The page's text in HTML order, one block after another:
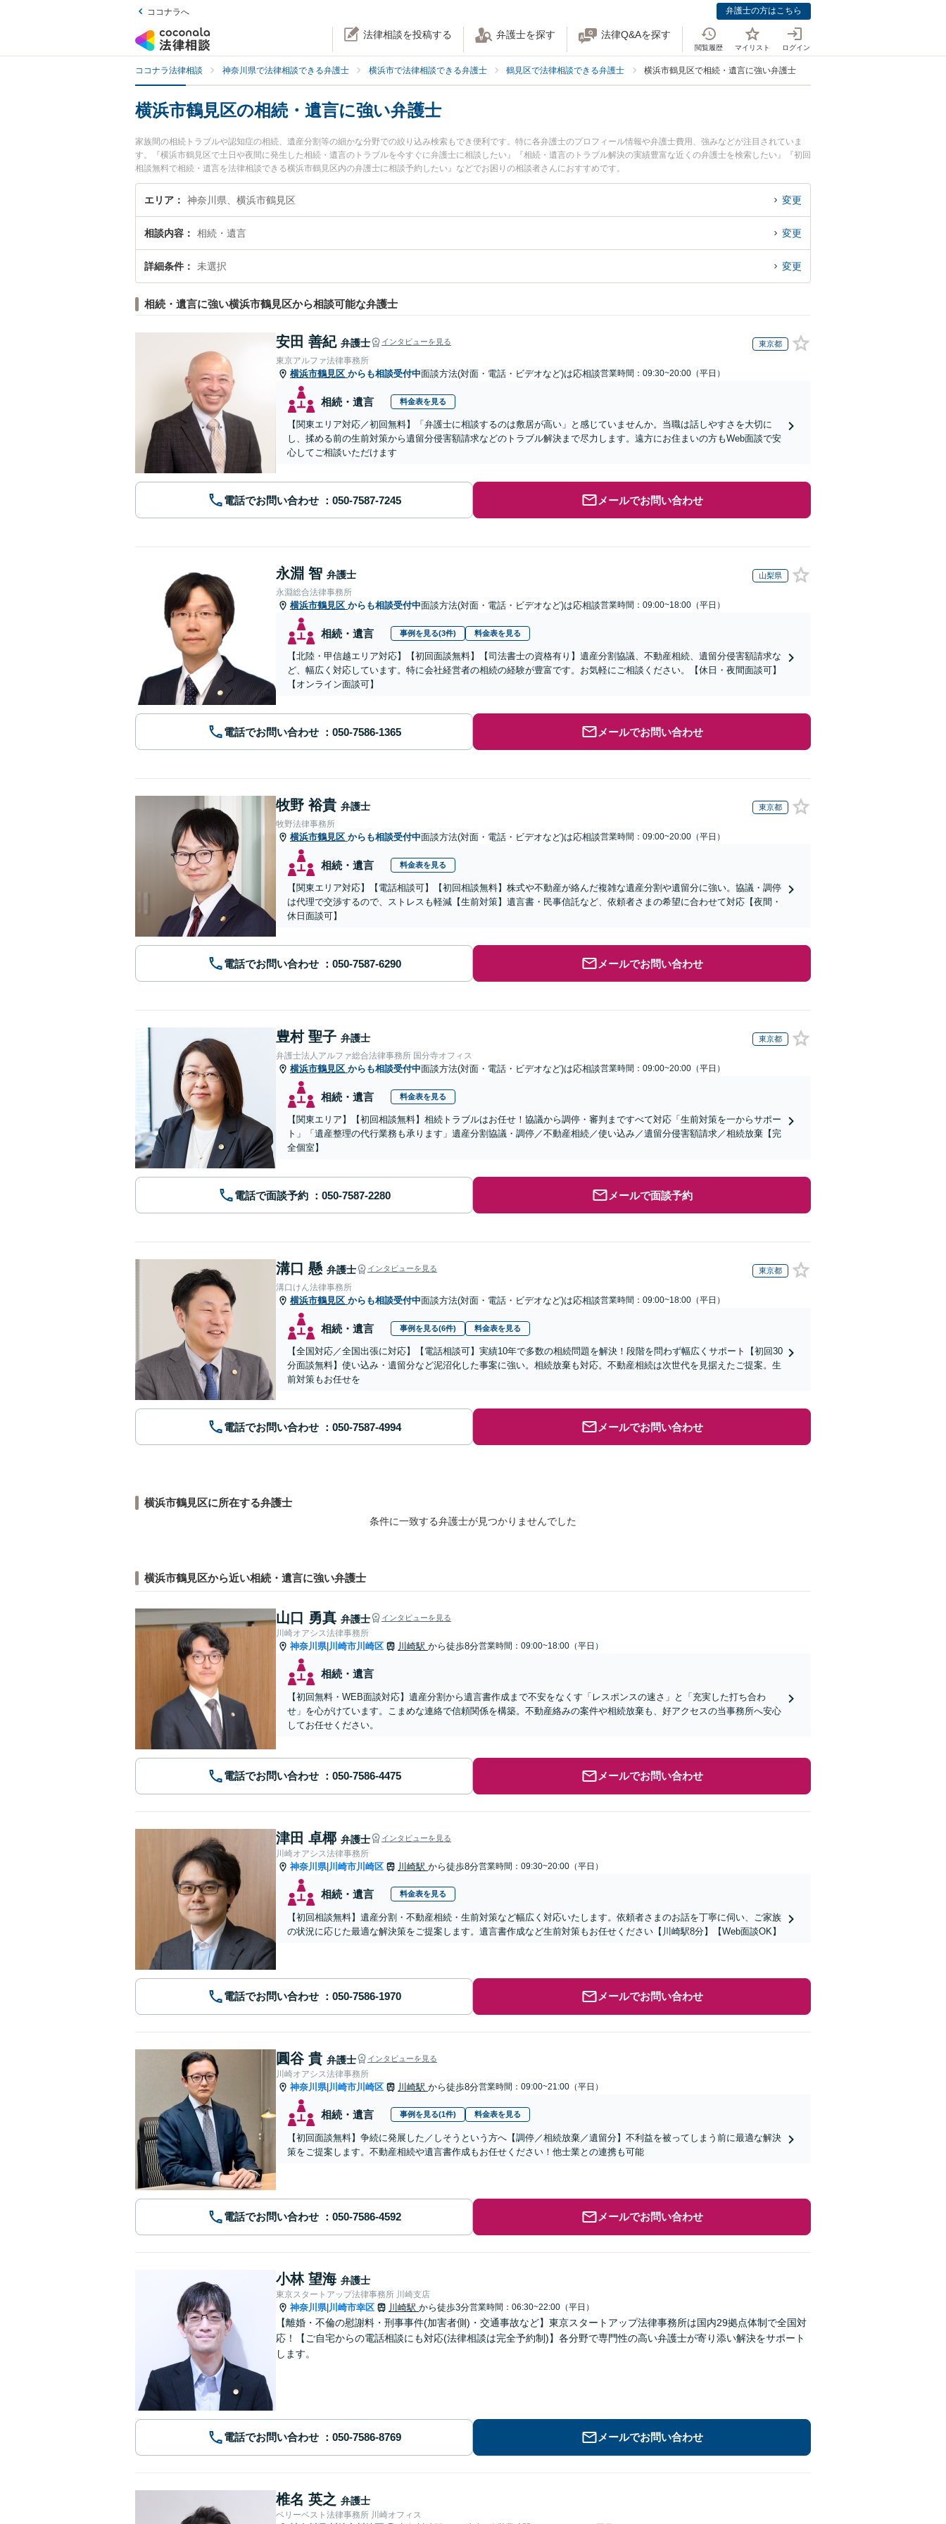
ココナラへ 弁護士の方はこちら
法律相談を投稿する 弁護士を探す 法律Q&Aを探す
閲覧履歴 マイリスト ログイン
ココナラ法律相談 神奈川県で法律相談できる弁護士 横浜市で法律相談できる弁護士 鶴見区で法律相談できる弁護士 横浜市鶴見区で相続・遺言に強い弁護士
横浜市鶴見区の相続・遺言に強い弁護士
家族間の相続トラブルや認知症の相続、遺産分割等の細かな分野での絞り込み検索もでき便利です。特に各弁護士のプロフィール情報や弁護士費用、強みなどが注目されていま
す。『横浜市鶴見区で土日や夜間に発生した相続・遺言のトラブルを今すぐに弁護士に相談したい』『相続・遺言のトラブル解決の実績豊富な近くの弁護士を検索したい』『初回
相談無料で相続・遺言を法律相談できる横浜市鶴見区内の弁護士に相談予約したい』などでお困りの相談者さんにおすすめです。
エリア 神奈川県、横浜市鶴見区 変更
相談内容 相続・遺言 変更
詳細条件 未選択 変更
相続・遺言に強い横浜市鶴見区から相談可能な弁護士
安田 善紀 弁護士 インタビューを見る 東京都
東京アルファ法律事務所
横浜市鶴見区 からも相談受付中面談方法(対面・電話・ビデオなど)は応相談営業時間：09:30~20:00（平日）
相続・遺言 料金表を見る
【関東エリア対応／初回無料】「弁護士に相談するのは敷居が高い」と感じていませんか。当職は話しやすさを大切に
し、揉める前の生前対策から遺留分侵害額請求などのトラブル解決まで尽力します。遠方にお住まいの方もWeb面談で安
心してご相談いただけます
電話でお問い合わせ メールでお問い合わせ
永淵 智 弁護士 山梨県
永淵総合法律事務所
横浜市鶴見区 からも相談受付中面談方法(対面・電話・ビデオなど)は応相談営業時間：09:00~18:00（平日）
相続・遺言 事例を見る(3件) 料金表を見る
【北陸・甲信越エリア対応】【初回面談無料】【司法書士の資格有り】遺産分割協議、不動産相続、遺留分侵害額請求な
ど、幅広く対応しています。特に会社経営者の相続の経験が豊富です。お気軽にご相談ください。【休日・夜間面談可】
【オンライン面談可】
電話でお問い合わせ メールでお問い合わせ
牧野 裕貴 弁護士 東京都
牧野法律事務所
横浜市鶴見区 からも相談受付中面談方法(対面・電話・ビデオなど)は応相談営業時間：09:00~20:00（平日）
相続・遺言 料金表を見る
【関東エリア対応】【電話相談可】【初回相談無料】株式や不動産が絡んだ複雑な遺産分割や遺留分に強い。協議・調停
は代理で交渉するので、ストレスも軽減【生前対策】遺言書・民事信託など、依頼者さまの希望に合わせて対応【夜間・
休日面談可】
電話でお問い合わせ メールでお問い合わせ
豊村 聖子 弁護士 東京都
弁護士法人アルファ総合法律事務所 国分寺オフィス
横浜市鶴見区 からも相談受付中面談方法(対面・電話・ビデオなど)は応相談営業時間：09:00~20:00（平日）
相続・遺言 料金表を見る
【関東エリア】【初回相談無料】相続トラブルはお任せ！協議から調停・審判まですべて対応「生前対策を一からサポー
ト」「遺産整理の代行業務も承ります」遺産分割協議・調停／不動産相続／使い込み／遺留分侵害額請求／相続放棄【完
全個室】
電話で面談予約 メールで面談予約
溝口 懸 弁護士 インタビューを見る 東京都
溝口けん法律事務所
横浜市鶴見区 からも相談受付中面談方法(対面・電話・ビデオなど)は応相談営業時間：09:00~18:00（平日）
相続・遺言 事例を見る(6件) 料金表を見る
【全国対応／全国出張に対応】【電話相談可】実績10年で多数の相続問題を解決！段階を問わず幅広くサポート【初回30
分面談無料】使い込み・遺留分など泥沼化した事案に強い。相続放棄も対応。不動産相続は次世代を見据えたご提案。生
前対策もお任せを
電話でお問い合わせ メールでお問い合わせ
横浜市鶴見区に所在する弁護士
条件に一致する弁護士が見つかりませんでした
横浜市鶴見区から近い相続・遺言に強い弁護士
山口 勇真 弁護士 インタビューを見る
川崎オアシス法律事務所
神奈川県| 川崎市川崎区 川崎駅 から徒歩8分営業時間：09:00~18:00（平日）
相続・遺言
【初回無料・WEB面談対応】遺産分割から遺言書作成まで不安をなくす「レスポンスの速さ」と「充実した打ち合わ
せ」を心がけています。こまめな連絡で信頼関係を構築。不動産絡みの案件や相続放棄も、好アクセスの当事務所へ安心
してお任せください。
電話でお問い合わせ メールでお問い合わせ
津田 卓椰 弁護士 インタビューを見る
川崎オアシス法律事務所
神奈川県| 川崎市川崎区 川崎駅 から徒歩8分営業時間：09:30~20:00（平日）
相続・遺言 料金表を見る
【初回相談無料】遺産分割・不動産相続・生前対策など幅広く対応いたします。依頼者さまのお話を丁寧に伺い、ご家族
の状況に応じた最適な解決策をご提案します。遺言書作成など生前対策もお任せください【川崎駅8分】【Web面談OK】
電話でお問い合わせ メールでお問い合わせ
圓谷 貴 弁護士 インタビューを見る
川崎オアシス法律事務所
神奈川県| 川崎市川崎区 川崎駅 から徒歩8分営業時間：09:00~21:00（平日）
相続・遺言 事例を見る(1件) 料金表を見る
【初回面談無料】争続に発展した／しそうという方へ【調停／相続放棄／遺留分】不利益を被ってしまう前に最適な解決
策をご提案します。不動産相続や遺言書作成もお任せください！他士業との連携も可能
電話でお問い合わせ メールでお問い合わせ
小林 望海 弁護士
東京スタートアップ法律事務所 川崎支店
神奈川県| 川崎市幸区 川崎駅 から徒歩3分営業時間：06:30~22:00（平日）
【離婚・不倫の慰謝料・刑事事件(加害者側)・交通事故など】東京スタートアップ法律事務所は国内29拠点体制で全国対
応！【ご自宅からの電話相談にも対応(法律相談は完全予約制)】各分野で専門性の高い弁護士が寄り添い解決をサポート
します。
電話でお問い合わせ メールでお問い合わせ
椎名 英之 弁護士
ベリーベスト法律事務所 川崎オフィス